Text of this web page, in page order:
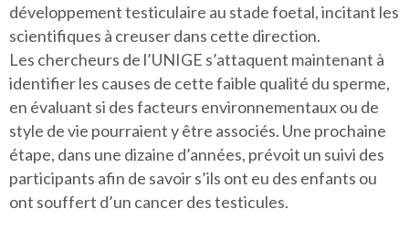
développement testiculaire au stade foetal, incitant les
scientifiques à creuser dans cette direction.
Les chercheurs de l’UNIGE s’attaquent maintenant à
identifier les causes de cette faible qualité du sperme,
en évaluant si des facteurs environnementaux ou de
style de vie pourraient y être associés. Une prochaine
étape, dans une dizaine d’années, prévoit un suivi des
participants afin de savoir s’ils ont eu des enfants ou
ont souffert d’un cancer des testicules.